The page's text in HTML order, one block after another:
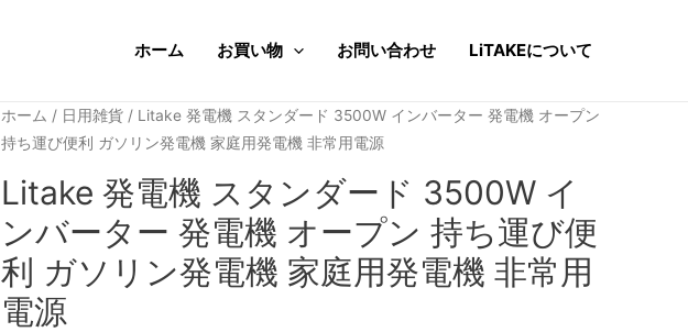
ホーム お買い物 お問い合わせ LiTAKEについて
ホーム / 日用雑貨 / Litake 発電機 スタンダード 3500W インバーター 発電機 オープン
持ち運び便利 ガソリン発電機 家庭用発電機 非常用電源
Litake 発電機 スタンダード 3500W イ
ンバーター 発電機 オープン 持ち運び便
利 ガソリン発電機 家庭用発電機 非常用
電源